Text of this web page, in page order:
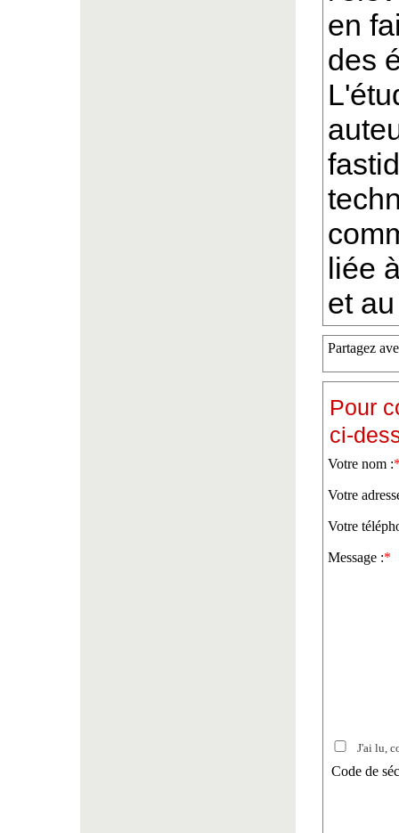
en
des
liée
et
Partagez
Pour
ci-
Votre nom :
Votre
Votre
Message :*
J'ai lu,
Code de